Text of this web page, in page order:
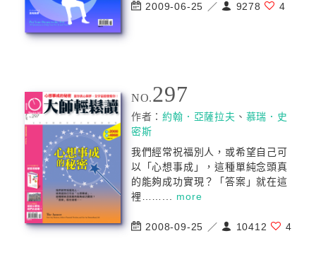
2009-06-25 ／ 9278 4
NO.297
作者：約翰．亞薩拉夫 、 慕瑞．史
密斯
我們經常祝福別人，或希望自己可
以「心想事成」，這種單純念頭真
的能夠成功實現？「答案」就在這
裡……... more
2008-09-25 ／ 10412 4